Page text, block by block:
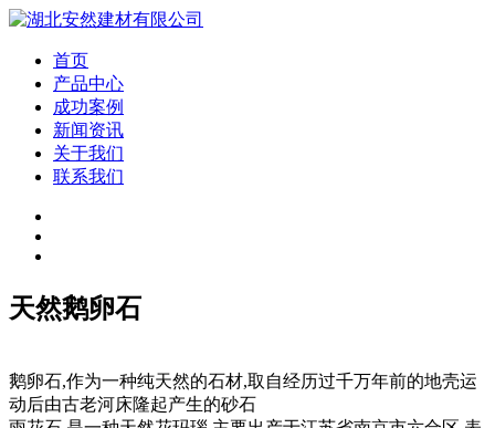
首页
产品中心
成功案例
新闻资讯
关于我们
联系我们
天然鹅卵石
鹅卵石,作为一种纯天然的石材,取自经历过千万年前的地壳运
动后由古老河床隆起产生的砂石